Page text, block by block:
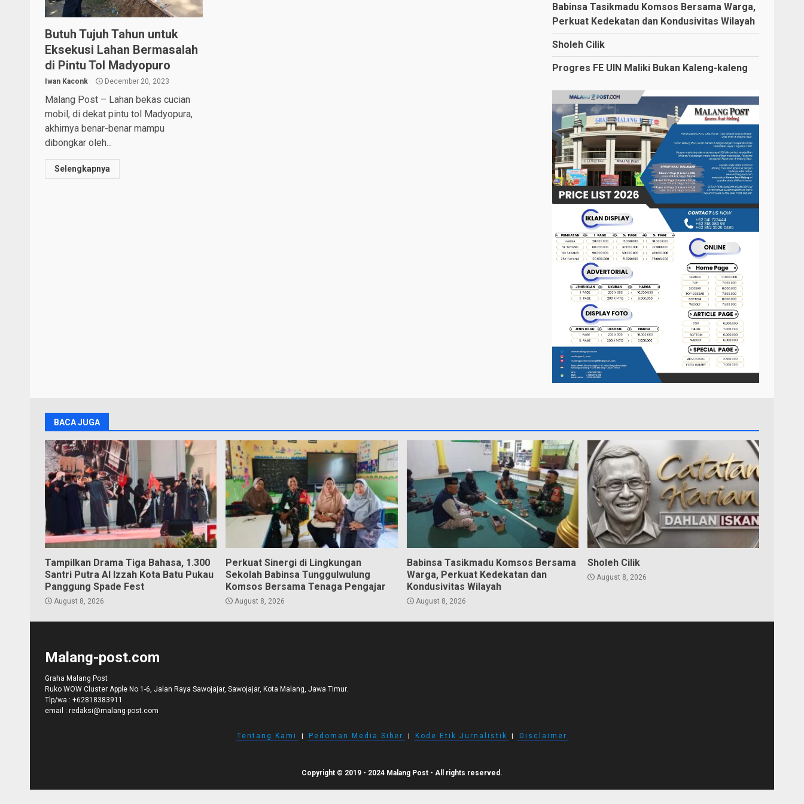
Butuh Tujuh Tahun untuk
Eksekusi Lahan Bermasalah
di Pintu Tol Madyopuro
Iwan Kaconk December 20, 2023
Malang Post – Lahan bekas cucian
mobil, di dekat pintu tol Madyopura,
akhirnya benar-benar mampu
dibongkar oleh...
Selengkapnya
Babinsa Tasikmadu Komsos Bersama Warga,
Perkuat Kedekatan dan Kondusivitas Wilayah
Sholeh Cilik
Progres FE UIN Maliki Bukan Kaleng-kaleng
BACA JUGA
Tampilkan Drama Tiga Bahasa, 1.300
Santri Putra Al Izzah Kota Batu Pukau
Panggung Spade Fest
August 8, 2026
Perkuat Sinergi di Lingkungan
Sekolah Babinsa Tunggulwulung
Komsos Bersama Tenaga Pengajar
August 8, 2026
Babinsa Tasikmadu Komsos Bersama
Warga, Perkuat Kedekatan dan
Kondusivitas Wilayah
August 8, 2026
Sholeh Cilik
August 8, 2026
Malang-post.com
Graha Malang Post
Ruko WOW Cluster Apple No 1-6, Jalan Raya Sawojajar, Sawojajar, Kota Malang, Jawa Timur.
Tlp/wa : +62818383911
email : redaksi@malang-post.com
Tentang Kami I Pedoman Media Siber I Kode Etik Jurnalistik I Disclaimer
Copyright © 2019 - 2024 Malang Post - All rights reserved.